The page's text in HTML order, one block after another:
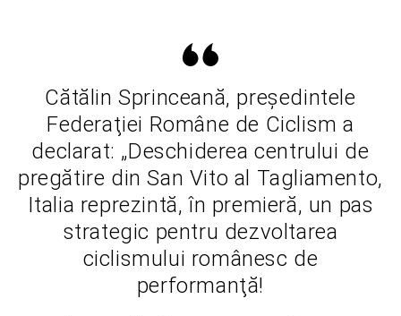
Cătălin Sprinceană, preşedintele
Federaţiei Române de Ciclism a
declarat: „Deschiderea centrului de
pregătire din San Vito al Tagliamento,
Italia reprezintă, în premieră, un pas
strategic pentru dezvoltarea
ciclismului românesc de
performanţă!